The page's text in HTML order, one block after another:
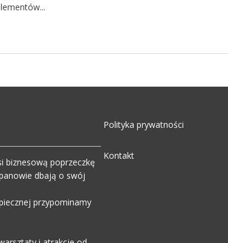
biznesową poprzeczkę
dbają o swój
przypominamy
Polityka prywatności
Kontakt